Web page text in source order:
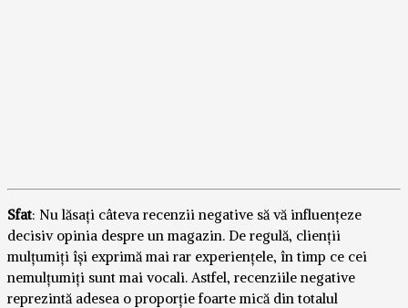
Sfat: Nu lăsați câteva recenzii negative să vă influențeze
decisiv opinia despre un magazin. De regulă, clienții
mulțumiți își exprimă mai rar experiențele, în timp ce cei
nemulțumiți sunt mai vocali. Astfel, recenziile negative
reprezintă adesea o proporție foarte mică din totalul